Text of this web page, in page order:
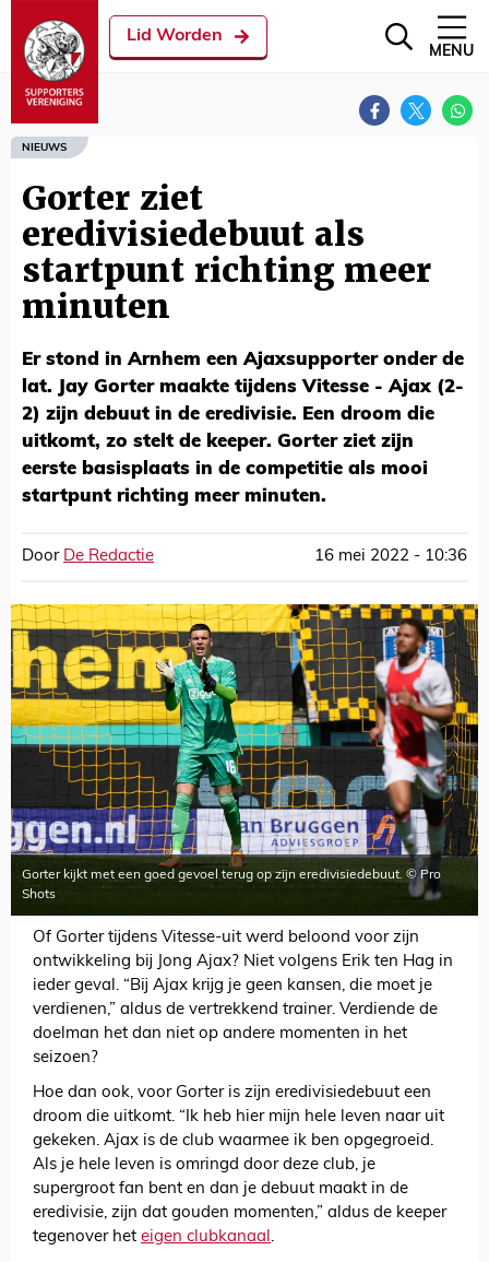
Lid Worden
MENU
NIEUWS
Gorter ziet
eredivisiedebuut als
startpunt richting meer
minuten
Er stond in Arnhem een Ajaxsupporter onder de
lat. Jay Gorter maakte tijdens Vitesse - Ajax (2-
2) zijn debuut in de eredivisie. Een droom die
uitkomt, zo stelt de keeper. Gorter ziet zijn
eerste basisplaats in de competitie als mooi
startpunt richting meer minuten.
Door De Redactie 16 mei 2022 - 10:36
Gorter kijkt met een goed gevoel terug op zijn eredivisiedebuut. © Pro
Shots
Of Gorter tijdens Vitesse-uit werd beloond voor zijn
ontwikkeling bij Jong Ajax? Niet volgens Erik ten Hag in
ieder geval. “Bij Ajax krijg je geen kansen, die moet je
verdienen,” aldus de vertrekkend trainer. Verdiende de
doelman het dan niet op andere momenten in het
seizoen?
Hoe dan ook, voor Gorter is zijn eredivisiedebuut een
droom die uitkomt. “Ik heb hier mijn hele leven naar uit
gekeken. Ajax is de club waarmee ik ben opgegroeid.
Als je hele leven is omringd door deze club, je
supergroot fan bent en dan je debuut maakt in de
eredivisie, zijn dat gouden momenten,” aldus de keeper
tegenover het eigen clubkanaal.